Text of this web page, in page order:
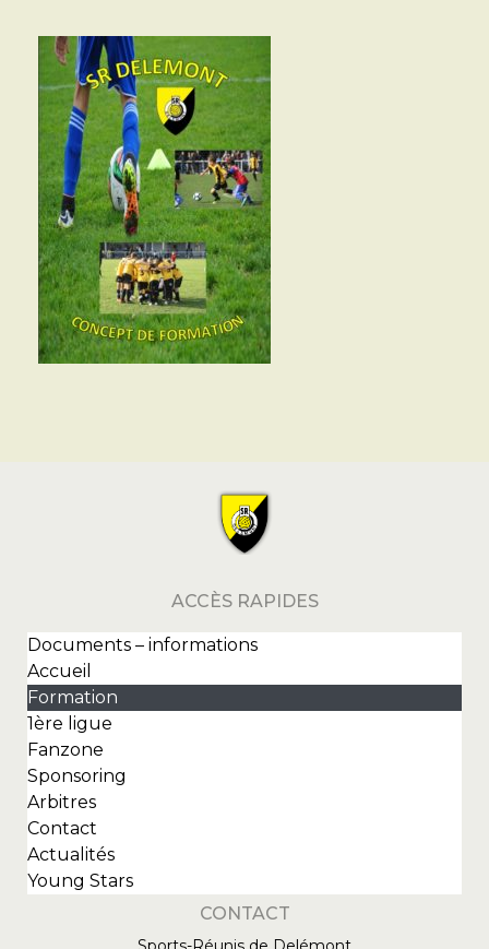
ACCÈS RAPIDES
Documents – informations
Accueil
Formation
1ère ligue
Fanzone
Sponsoring
Arbitres
Contact
Actualités
Young Stars
CONTACT